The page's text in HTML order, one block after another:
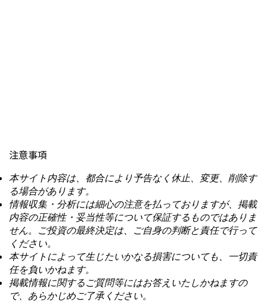
注意事項
本サイト内容は、都合により予告なく休止、変更、削除す
る場合があります。
情報収集・分析には細心の注意を払っておりますが、掲載
内容の正確性・妥当性等について保証するものではありま
せん。ご投資の最終決定は、ご自身の判断と責任で行って
ください。
本サイトによって生じたいかなる損害についても、一切責
任を負いかねます。
掲載情報に関するご質問等にはお答えいたしかねますの
で、あらかじめご了承ください。